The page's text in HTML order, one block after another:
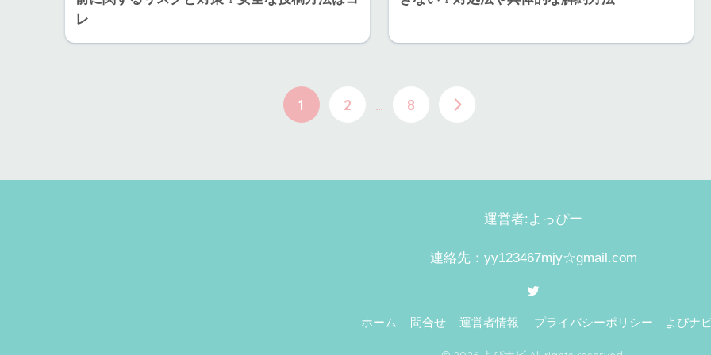
レ
1 2 … 8
運営者:よっぴー
連絡先：yy123467mjy☆gmail.com
ホーム 問合せ 運営者情報 プライバシーポリシー｜よぴナ